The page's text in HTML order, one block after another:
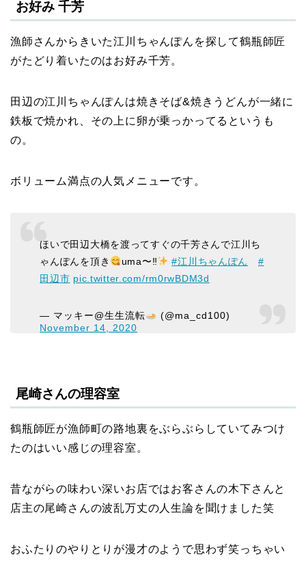
お好み 千芳
漁師さんからきいた江川ちゃんぽんを探して鶴瓶師匠
がたどり着いたのはお好み千芳。
田辺の江川ちゃんぽんは焼きそば&焼きうどんが一緒に
鉄板で焼かれ、その上に卵が乗っかってるというも
の。
ボリューム満点の人気メニューです。
ほいで田辺大橋を渡ってすぐの千芳さんで江川ち
ゃんぽんを頂き
uma〜‼︎ #江川ちゃんぽん
#
田辺市 pic.twitter.com/rm0rwBDM3d
— マッキー@生生流転
(@ma_cd100)
November 14, 2020
尾崎さんの理容室
鶴瓶師匠が漁師町の路地裏をぶらぶらしていてみつけ
たのはいい感じの理容室。
昔ながらの味わい深いお店ではお客さんの木下さんと
店主の尾崎さんの波乱万丈の人生論を聞けました笑
おふたりのやりとりが漫才のようで思わず笑っちゃい